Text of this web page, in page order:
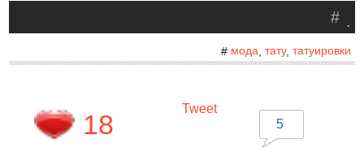
.
#
# мода, тату, татуировки
18
Tweet
5